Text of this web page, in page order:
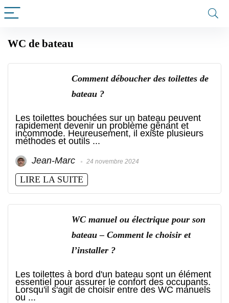
WC de bateau
Comment déboucher des toilettes de
bateau ?
Les toilettes bouchées sur un bateau peuvent
rapidement devenir un problème gênant et
incommode. Heureusement, il existe plusieurs
méthodes et outils ...
Jean-Marc
24 novembre 2024
LIRE LA SUITE
WC manuel ou électrique pour son
bateau – Comment le choisir et
l’installer ?
Les toilettes à bord d'un bateau sont un élément
essentiel pour assurer le confort des occupants.
Lorsqu'il s'agit de choisir entre des WC manuels
ou ...